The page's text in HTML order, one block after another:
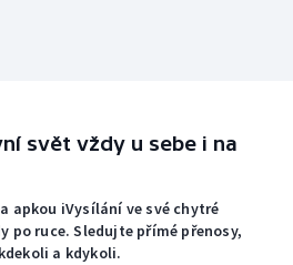
svět vždy u sebe i na
apkou iVysílání ve své chytré
po ruce. Sledujte přímé přenosy,
a kdykoli.